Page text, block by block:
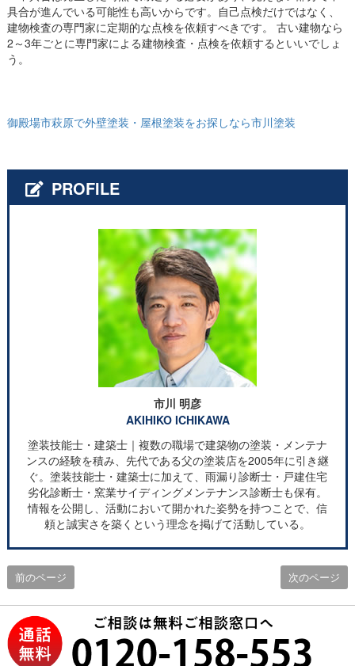
具合が進んでいる可能性も高いからです。自己点検だけではなく、
建物検査の専門家に定期的な点検を依頼すべきです。 古い建物なら
2～3年ごとに専門家による建物検査・点検を依頼するといいでしょ
う。
御殿場市萩原で外壁塗装・屋根塗装をお探しなら市川塗装
PROFILE
市川 明彦
AKIHIKO ICHIKAWA
塗装技能士・建築士｜複数の職場で建築物の塗装・メンテナ
ンスの経験を積み、先代である父の塗装店を2005年に引き継
ぐ。塗装技能士・建築士に加えて、雨漏り診断士・戸建住宅
劣化診断士・窯業サイディングメンテナンス診断士も保有。
情報を公開し、活動において開かれた姿勢を持つことで、信
頼と誠実さを築くという理念を掲げて活動している。
前のページ 次のページ